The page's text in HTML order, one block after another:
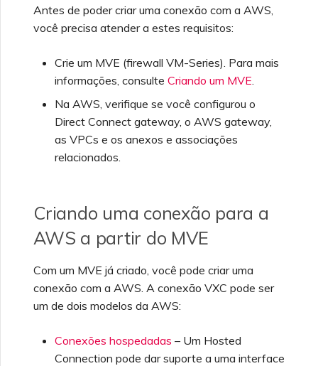
Fazendo login no Portal
da Megaport
Especificações técnicas
Perguntas frequentes da
OVHcloud
Salesforce Express
Wasabi
MCR
Conexões Salesforce com
SAP HANA Enterprise
Como o MCR realiza NAT
privadas no MCR
Encerrando um MCR
Check Point CloudGuard
Fortinet FortiGate
Peplink FusionHub
Versa SD-WAN
VMware SD-WAN
Gerenciando configurações
de segurança
Visualizando logs de
atividade
Monitorando eventos de
manutenção e interrupção
Megaport
Carta de Autorização da
Megaport
Cobrança do MCR
Cobrança de VXC,
Megaport Internet e IX
Onboarding de clientes
Criando um MCR
Criando um VXC do MCR
com a API
Criando um VXC para
Azure a partir do MCR
Criando um VXC para
AWS a partir do MVE
Azure a partir do MVE
Terraform Megaport
Provider
staging
Responsabilidades de
segurança do cliente
Megaport
Perguntas frequentes
sobre descontinuação do
sobre descontinuação da
Antes de poder criar uma conexão com a AWS,
você precisa atender a estes requisitos:
Crie um MVE (firewall VM-Series). Para mais
informações, consulte Criando um MVE
Na AWS, verifique se você configurou o
Direct Connect gateway, o AWS gateway,
as VPCs e os anexos e associações
relacionados.
Criando uma conexão para a
AWS a partir do MVE
Com um MVE já criado, você pode criar uma
conexão com a AWS. A conexão VXC pode ser
um de dois modelos da AWS:
Conexões hospedadas – Um Hosted
Connection pode dar suporte a uma interface